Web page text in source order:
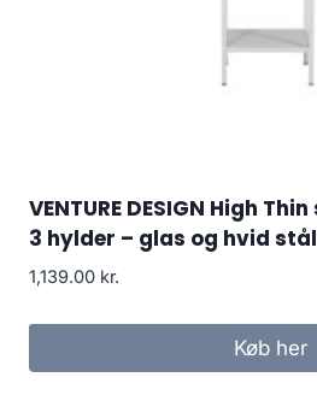
VENTURE DESIGN High
3 hylder – glas og hvid stål
1,139.00 kr.
Køb her